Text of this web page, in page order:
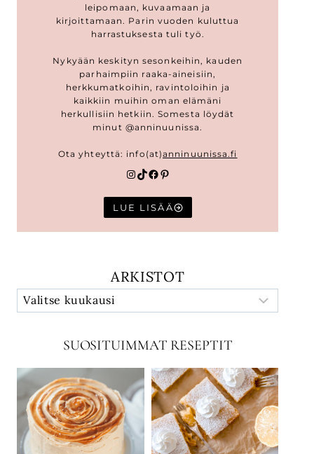
leipomaan, kuvaamaan ja
kirjoittamaan. Parin vuoden kuluttua
harrastuksesta tuli työ.
Nykyään keskityn sesonkeihin, kauden
parhaimpiin raaka-aineisiin,
herkkumatkoihin, ravintoloihin ja
kaikkiin muihin oman elämäni
herkullisiin hetkiin. Somesta löydät
minut @anninuunissa.
Ota yhteyttä: info(at)anninuunissa.fi
Instagram
TikTok
Facebook
Pinterest
LUE LISÄÄ
ARKISTOT
SUOSITUIMMAT RESEPTIT